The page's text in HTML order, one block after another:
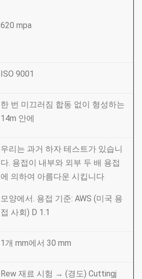
620 mpa
ISO 9001
한 번 미끄러짐 합동 없이 형성하는
14m 안에
우리는 과거 하자 테스트가 있습니
다. 용접이 내부와 외부 두 배 용접
에 의하여 아름다운 시킵니다
모양에서. 용접 기준: AWS (미국 용
접 사회) D 1.1
1개 mm에서 30 mm
Rew 재료 시험 → (경도) Cuttingj